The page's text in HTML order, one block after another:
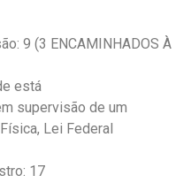
9 (3 ENCAMINHADOS À
está
supervisão de um
Lei Federal
17